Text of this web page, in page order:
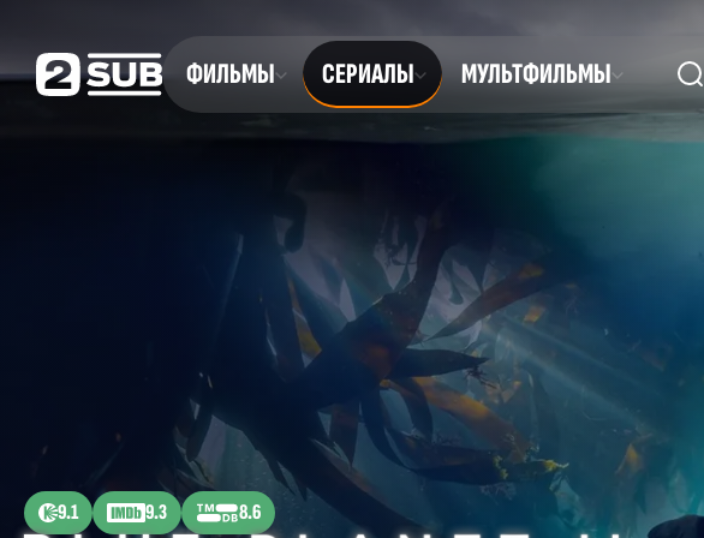
ФИЛЬМЫ СЕРИАЛЫ МУЛЬТФИЛЬМЫ
9.1 9.3 8.6